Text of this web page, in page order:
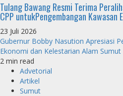
Tulang Bawang Resmi Terima
CPP untukPengembangan Kawasan
23 Juli 2026
Gubernur Bobby Nasution Apresiasi
Ekonomi dan Kelestarian Alam Sumut
2 min read
Advetorial
Artikel
Sumut